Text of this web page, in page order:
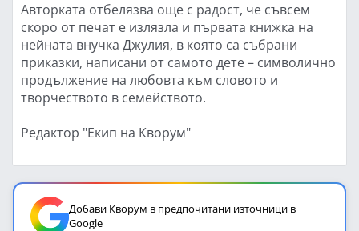
Авторката отбелязва още с радост, че съвсем
скоро от печат е излязла и първата книжка на
нейната внучка Джулия, в която са събрани
приказки, написани от самото дете – символично
продължение на любовта към словото и
творчеството в семейството.
Редактор "Екип на Кворум"
Добави Кворум в предпочитани източници в
Google